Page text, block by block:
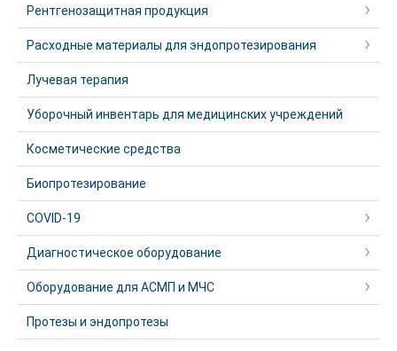
Рентгенозащитная продукция
Расходные материалы для эндопротезирования
Лучевая терапия
Уборочный инвентарь для медицинских учреждений
Косметические средства
Биопротезирование
COVID-19
Диагностическое оборудование
Оборудование для АСМП и МЧС
Протезы и эндопротезы